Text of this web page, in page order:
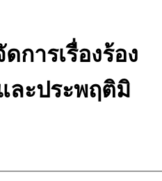
การเรื่องร้อง
ละประพฤติมิ